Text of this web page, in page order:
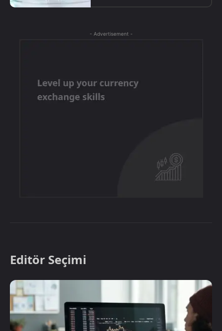
- Advertisement -
Editör Seçimi